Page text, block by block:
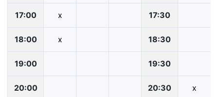
17:00 x 17:30
18:00 x 18:30
19:00 19:30
20:00 20:30 x